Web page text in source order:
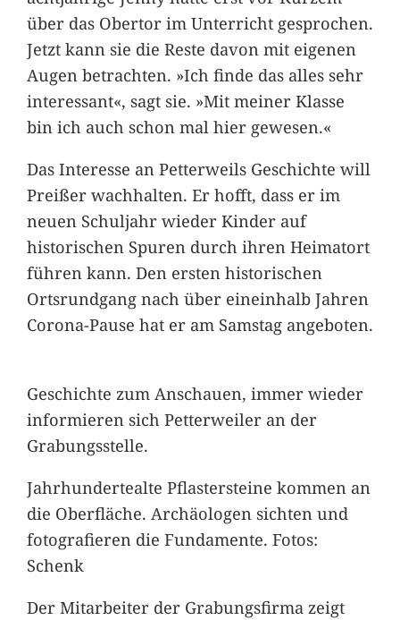
über das Obertor im Unterricht gesprochen.
Jetzt kann sie die Reste davon mit eigenen
Augen betrachten. »Ich finde das alles sehr
interessant«, sagt sie. »Mit meiner Klasse
bin ich auch schon mal hier gewesen.«
Das Interesse an Petterweils Geschichte will
Preißer wachhalten. Er hofft, dass er im
neuen Schuljahr wieder Kinder auf
historischen Spuren durch ihren Heimatort
führen kann. Den ersten historischen
Ortsrundgang nach über eineinhalb Jahren
Corona-Pause hat er am Samstag angeboten.
Geschichte zum Anschauen, immer wieder
informieren sich Petterweiler an der
Grabungsstelle.
Jahrhundertealte Pflastersteine kommen an
die Oberfläche. Archäologen sichten und
fotografieren die Fundamente. Fotos:
Schenk
Der Mitarbeiter der Grabungsfirma zeigt